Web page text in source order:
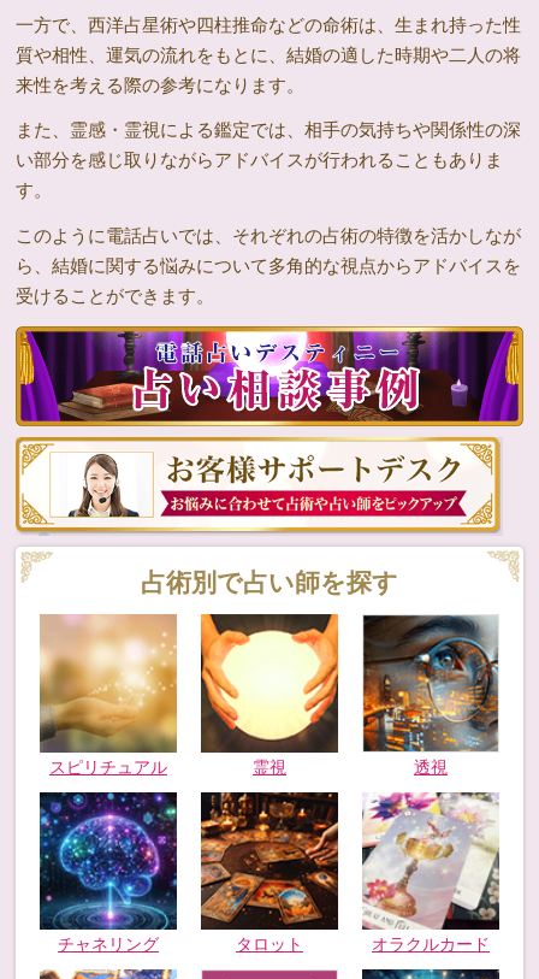
一方で、西洋占星術や四柱推命などの命術は、生まれ持った性
質や相性、運気の流れをもとに、結婚の適した時期や二人の将
来性を考える際の参考になります。
また、霊感・霊視による鑑定では、相手の気持ちや関係性の深
い部分を感じ取りながらアドバイスが行われることもありま
す。
このように電話占いでは、それぞれの占術の特徴を活かしなが
ら、結婚に関する悩みについて多角的な視点からアドバイスを
受けることができます。
占術別で占い師を探す
スピリチュアル 霊視 透視
チャネリング タロット オラクルカード